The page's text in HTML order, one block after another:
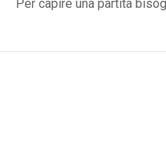
Per capire una partita